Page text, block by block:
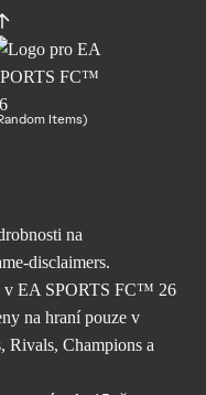
Items)
na
disclaimers.
v EA SPORTS FC™ 26
na hraní pouze v
Rivals, Champions a